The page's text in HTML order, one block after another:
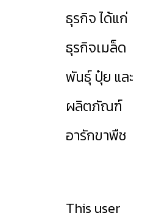
ธุรกิจ ได้แก่
ธุรกิจเมล็ด
พันธุ์ ปุ๋ย และ
ผลิตภัณฑ์
อารักขาพืช
This user